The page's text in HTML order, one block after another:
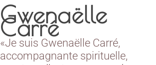
Gwenaëlle
Carré
«Je suis Gwenaëlle Carré,
accompagnante spirituelle,